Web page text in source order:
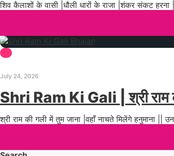
शिव कैलाशों के वासी |धौली धारों के राजा |शंकर संकट
July 24, 2026
Shri Ram Ki Gali | श्री राम
श्री राम की गली में तुम जाना |वहाँ नाचते मिलेंगे